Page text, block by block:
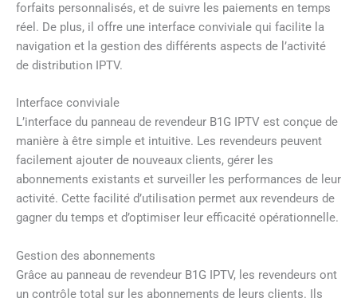
forfaits personnalisés, et de suivre les paiements en temps
réel. De plus, il offre une interface conviviale qui facilite la
navigation et la gestion des différents aspects de l’activité
de distribution IPTV.
Interface conviviale
L’interface du panneau de revendeur B1G IPTV est conçue de
manière à être simple et intuitive. Les revendeurs peuvent
facilement ajouter de nouveaux clients, gérer les
abonnements existants et surveiller les performances de leur
activité. Cette facilité d’utilisation permet aux revendeurs de
gagner du temps et d’optimiser leur efficacité opérationnelle.
Gestion des abonnements
Grâce au panneau de revendeur B1G IPTV, les revendeurs ont
un contrôle total sur les abonnements de leurs clients. Ils